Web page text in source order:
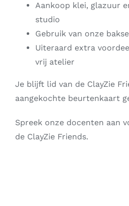
Aankoop klei, glazuur
studio
Gebruik van onze
Uiteraard extra
vrij atelier
Je blijft lid van de ClayZie
aangekochte beurtenkaart
Spreek onze docenten aan
de ClayZie Friends.